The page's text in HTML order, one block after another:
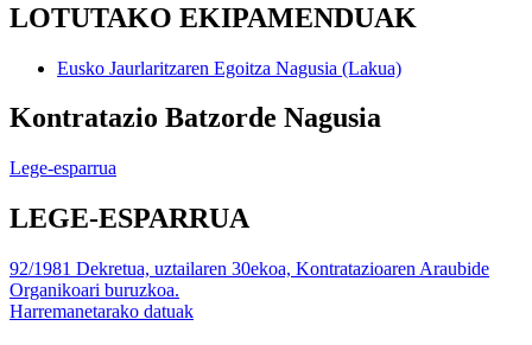
LOTUTAKO EKIPAMENDUAK
Eusko Jaurlaritzaren Egoitza Nagusia (Lakua)
Kontratazio Batzorde Nagusia
Lege-esparrua
LEGE-ESPARRUA
92/1981 Dekretua, uztailaren 30ekoa, Kontratazioaren Araubide
Organikoari buruzkoa.
Harremanetarako datuak